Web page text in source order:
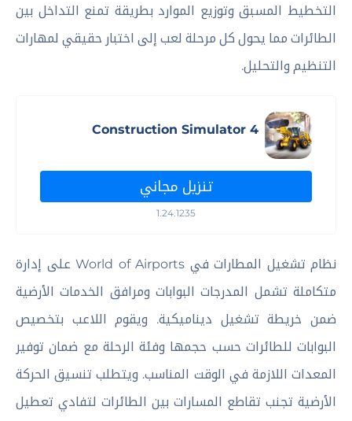
التخطيط المسبق وتوزيع الموارد بطريقة تمنع التداخل بين
الطائرات مما يحول كل مرحلة لعب إلى اختبار حقيقي لمهارات
التنظيم والتحليل.
Construction Simulator 4
تنزيل مجاني
1.24.1235
نظام تشغيل المطارات في World of Airports على إدارة
متكاملة تشمل المدرجات البوابات ومرافق الخدمات الأرضية
ضمن خريطة تشغيل ديناميكية. ويقوم اللاعب بتخصيص
البوابات للطائرات حسب حجمها وفئة الرحلة مع ضمان توفير
المعدات اللازمة في الوقت المناسب. ويتطلب تنسيق الحركة
الأرضية تجنب تقاطع المسارات بين الطائرات لتفادي تعطيل